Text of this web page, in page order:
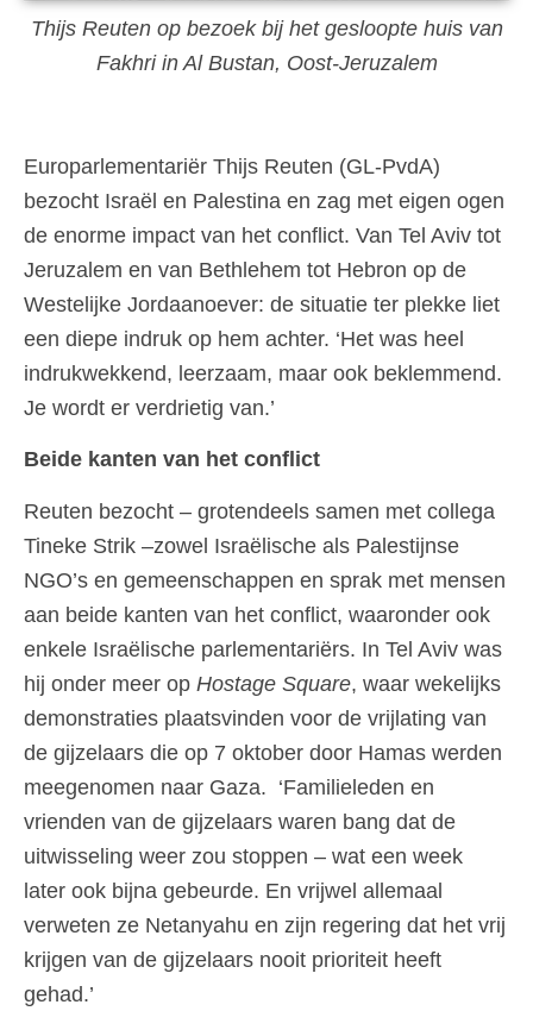
Thijs Reuten op bezoek bij het gesloopte huis van
Fakhri in Al Bustan, Oost-Jeruzalem
Europarlementariër Thijs Reuten (GL-PvdA)
bezocht Israël en Palestina en zag met eigen ogen
de enorme impact van het conflict. Van Tel Aviv tot
Jeruzalem en van Bethlehem tot Hebron op de
Westelijke Jordaanoever: de situatie ter plekke liet
een diepe indruk op hem achter. ‘Het was heel
indrukwekkend, leerzaam, maar ook beklemmend.
Je wordt er verdrietig van.’
Beide kanten van het conflict
Reuten bezocht – grotendeels samen met collega
Tineke Strik –zowel Israëlische als Palestijnse
NGO’s en gemeenschappen en sprak met mensen
aan beide kanten van het conflict, waaronder ook
enkele Israëlische parlementariërs. In Tel Aviv was
hij onder meer op Hostage Square, waar wekelijks
demonstraties plaatsvinden voor de vrijlating van
de gijzelaars die op 7 oktober door Hamas werden
meegenomen naar Gaza. ‘Familieleden en
vrienden van de gijzelaars waren bang dat de
uitwisseling weer zou stoppen – wat een week
later ook bijna gebeurde. En vrijwel allemaal
verweten ze Netanyahu en zijn regering dat het vrij
krijgen van de gijzelaars nooit prioriteit heeft
gehad.’